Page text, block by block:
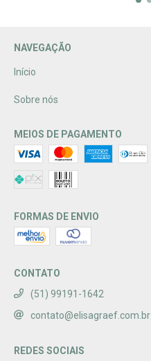
NAVEGAÇÃO
Início
Sobre nós
MEIOS DE PAGAMENTO
FORMAS DE ENVIO
CONTATO
(51) 99191-1642
contato@elisagraef.com.br
REDES SOCIAIS